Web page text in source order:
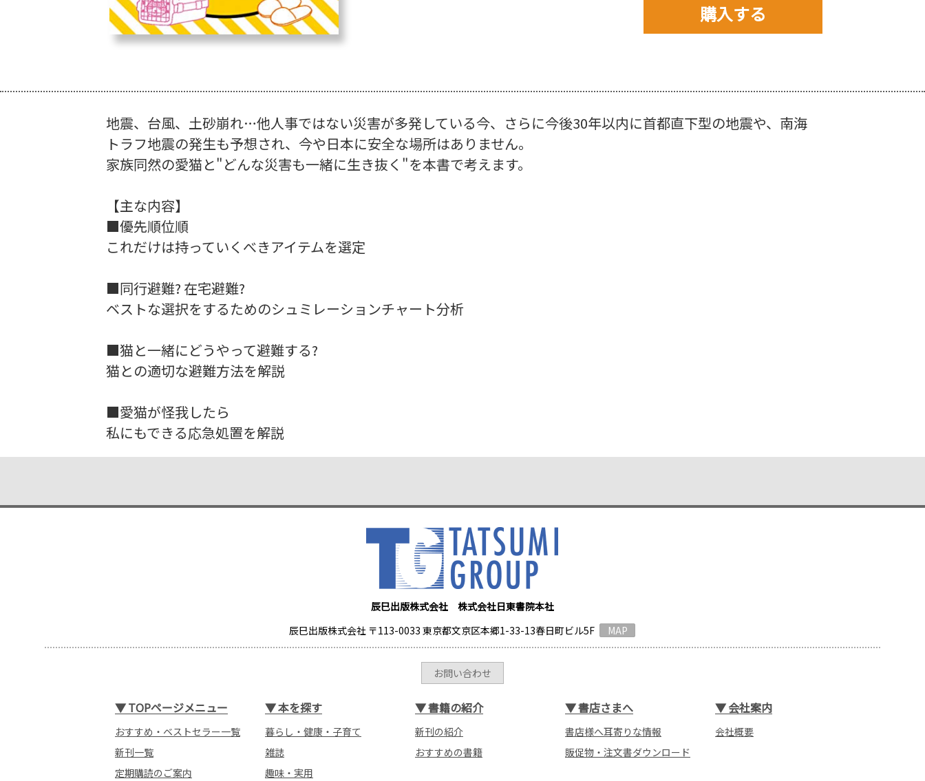
購入する
地震、台風、土砂崩れ…他人事ではない災害が多発している今、さらに今後30年以内に首都直下型の地震や、南海
トラフ地震の発生も予想され、今や日本に安全な場所はありません。
家族同然の愛猫と"どんな災害も一緒に生き抜く"を本書で考えます。
【主な内容】
■優先順位順
これだけは持っていくべきアイテムを選定
■同行避難? 在宅避難?
ベストな選択をするためのシュミレーションチャート分析
■猫と一緒にどうやって避難する?
猫との適切な避難方法を解説
■愛猫が怪我したら
私にもできる応急処置を解説
辰巳出版株式会社 株式会社日東書院本社
辰巳出版株式会社 〒113-0033 東京都文京区本郷1-33-13春日町ビル5F
MAP
お問い合わせ
▼TOPページメニュー
おすすめ・ベストセラー一覧
新刊一覧
定期購読のご案内
▼本を探す
暮らし・健康・子育て
雑誌
趣味・実用
▼書籍の紹介
新刊の紹介
おすすめの書籍
▼書店さまへ
書店様へ耳寄りな情報
販促物・注文書ダウンロード
▼会社案内
会社概要